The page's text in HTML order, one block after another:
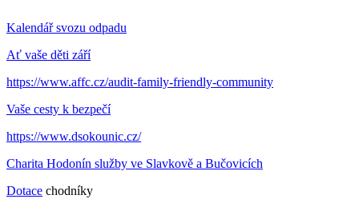
Kalendář svozu odpadu
Ať vaše děti září
https://www.affc.cz/audit-family-friendly-community
Vaše cesty k bezpečí
https://www.dsokounic.cz/
Charita Hodonín služby ve Slavkově a Bučovicích
Dotace chodníky